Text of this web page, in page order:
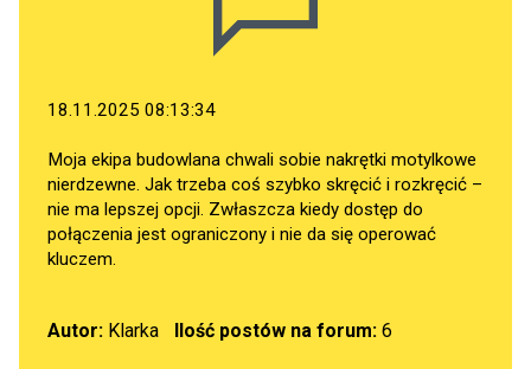
18.11.2025 08:13:34
Moja ekipa budowlana chwali sobie nakrętki motylkowe
nierdzewne. Jak trzeba coś szybko skręcić i rozkręcić –
nie ma lepszej opcji. Zwłaszcza kiedy dostęp do
połączenia jest ograniczony i nie da się operować
kluczem.
Autor: Klarka Ilość postów na forum:6